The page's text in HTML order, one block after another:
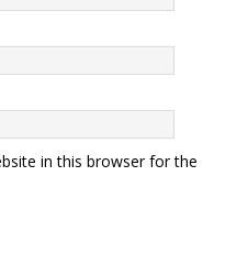
in this browser for the